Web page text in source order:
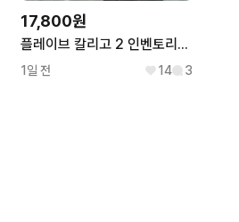
17,800원
플레이브 칼리고 2 인벤토리[드볼] 앨범
1일 전 14 3